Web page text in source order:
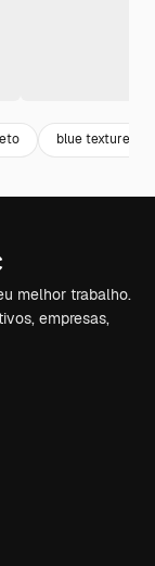
blue texture
melhor trabalho.
empresas,